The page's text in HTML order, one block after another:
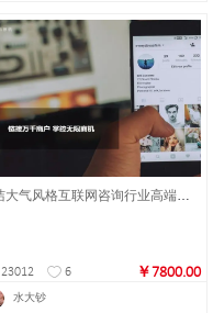
简洁大气风格互联网咨询行业高端网站建设
23012 6 ￥7800.00
水大钞